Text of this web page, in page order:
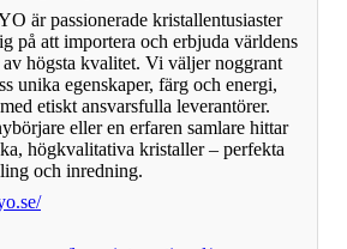
är passionerade kristallentusiaster
på att importera och erbjuda världens
högsta kvalitet. Vi väljer noggrant
unika egenskaper, färg och energi,
etiskt ansvarsfulla leverantörer.
eller en erfaren samlare hittar
högkvalitativa kristaller – perfekta
och inredning.